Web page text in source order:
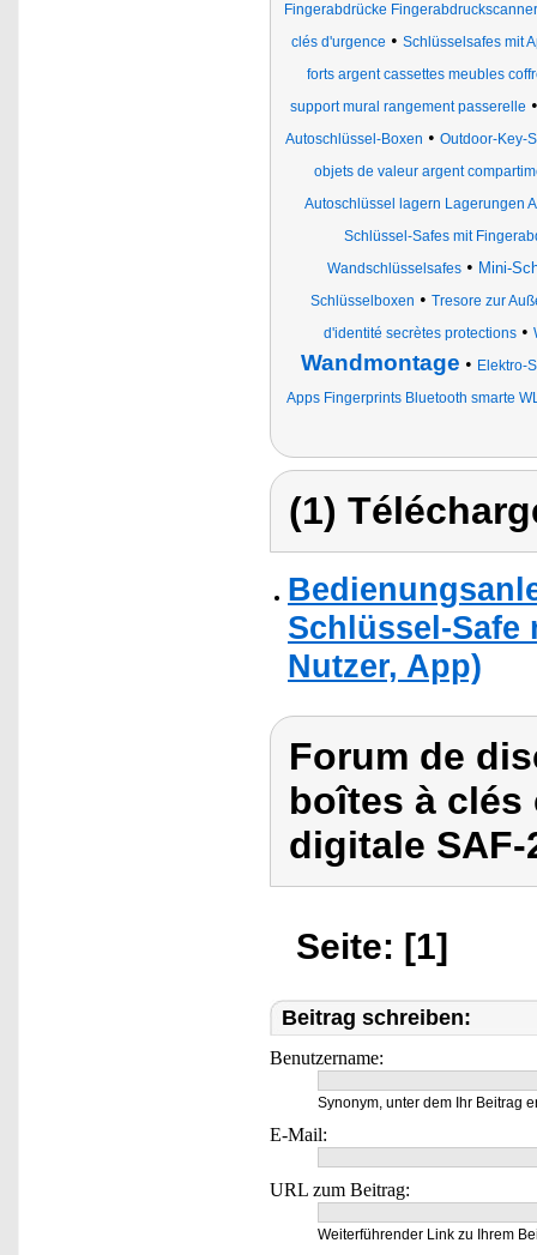
Fingerabdrücke
clés d'urgence • Schlüsselsafes mit
forts argent cassettes meubles
support mural rangement passerelle
Autoschlüssel-Boxen • Outdoor-Key-
objets de valeur argent
Autoschlüssel lagern Lagerungen
Schlüssel-Safes mit
Wandschlüsselsafes • Mini-
Schlüsselboxen • Tresore zur
d'identité secrètes protections•
Wandmontage • Elektro-
Apps Fingerprints Bluetooth smarte
(1)
Schlüssel-Safe
Nutzer, App)
Forum de
boîtes à clés
digitale SAF-
Seite: [1]
Beitrag schreiben:
Benutzername:
Synonym, unter dem Ihr Beitrag
E-Mail:
URL zum Beitrag:
Weiterführender Link zu Ihrem